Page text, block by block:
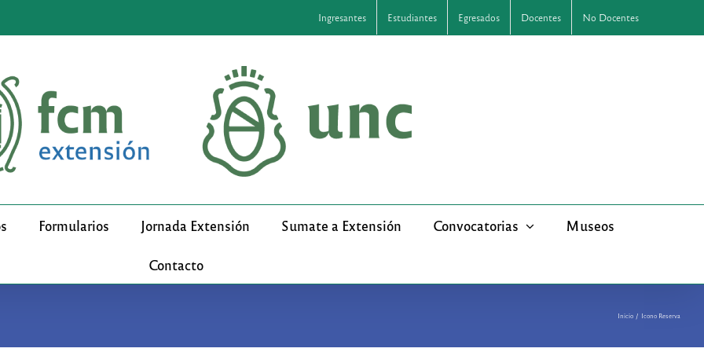
Ingresantes Estudiantes Egresados Docentes No Docentes
Formularios Jornada Extensión Sumate a Extensión Convocatorias Museos
Contacto
Inicio Icono Reserva